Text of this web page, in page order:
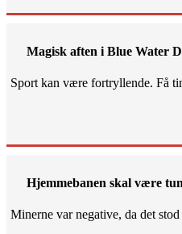
Magisk aften i Blue Water
Sport kan være fortryllende. Få
Hjemmebanen skal være
Minerne var negative, da det